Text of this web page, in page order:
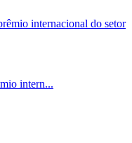
intern...